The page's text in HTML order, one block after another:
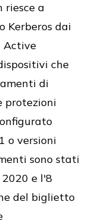
riesce a
Kerberos dai
Active
che
di
protezioni
o versioni
sono stati
e l'8
del biglietto